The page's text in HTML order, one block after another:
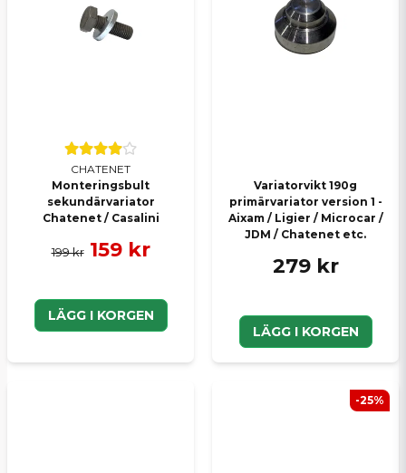
CHATENET
Monteringsbult
sekundärvariator
Chatenet / Casalini
199 kr 159 kr
LÄGG I KORGEN
Variatorvikt 190g
primärvariator version 1 -
Aixam / Ligier / Microcar /
JDM / Chatenet etc.
279 kr
LÄGG I KORGEN
-25%
Ja, ni kan publicera min fråga
Skicka en fråga